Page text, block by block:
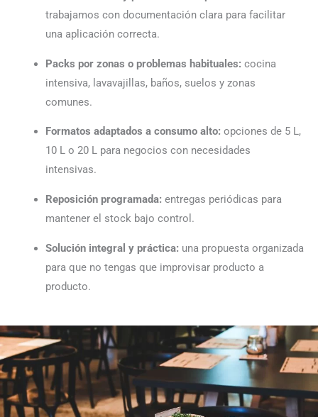
trabajamos con documentación clara para facilitar
una aplicación correcta.
Packs por zonas o problemas habituales: cocina
intensiva, lavavajillas, baños, suelos y zonas
comunes.
Formatos adaptados a consumo alto: opciones de 5 L,
10 L o 20 L para negocios con necesidades
intensivas.
Reposición programada: entregas periódicas para
mantener el stock bajo control.
Solución integral y práctica: una propuesta organizada
para que no tengas que improvisar producto a
producto.